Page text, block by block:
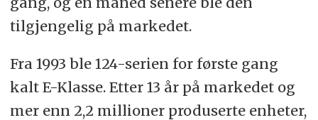
tilgjengelig på markedet.
Fra 1993 ble 124-serien for første gang
kalt E-Klasse. Etter 13 år på markedet og
mer enn 2,2 millioner produserte enheter,